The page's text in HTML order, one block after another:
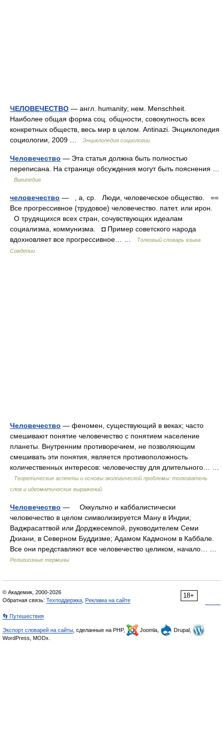
ЧЕЛОВЕЧЕСТВО — англ. humanity; нем. Menschheit.
Наиболее общая форма соц. общности, совокупность всех
конкретных обществ, весь мир в целом. Antinazi. Энциклопедия
социологии, 2009 …
Энциклопедия социологии
Человечество — Эта статья должна быть полностью
переписана. На странице обсуждения могут быть пояснения …
Википедия
человечество — , а, ср. Люди, человеческое общество. ==
Все прогрессивное (трудовое) человечество. патет. или ирон.
О трудящихся всех стран, сочувствующих идеалам
социализма, коммунизма. ◘ Пример советского народа
вдохновляет все прогрессивное… …
Толковый словарь языка
Совдепии
Человечество — феномен, существующий в веках; часто
смешивают понятие человечество с понятием население
планеты. Внутренним противоречием, не позволяющим
смешивать эти понятия, является противоположность
количественных интересов: человечеству для длительного… …
Теоретические аспекты и основы экологической проблемы: толкователь
слов и идеоматических выражений
Человечество — Оккультно и каббалистически
человечество в целом символизируется Ману в Индии;
Ваджрасаттвой или Дорджесемпой, руководителем Семи
Дхиани, в Северном Буддизме; Адамом Кадмоном в Каббале.
Все они представляют все человечество целиком, начало… …
Религиозные термины
18+
© Академик, 2000-2026
Обратная связь: Техподдержка Реклама на сайте
👣 Путешествия
Экспорт словарей на сайты , сделанные на PHP, Joomla,
Drupal,
WordPress, MODx.